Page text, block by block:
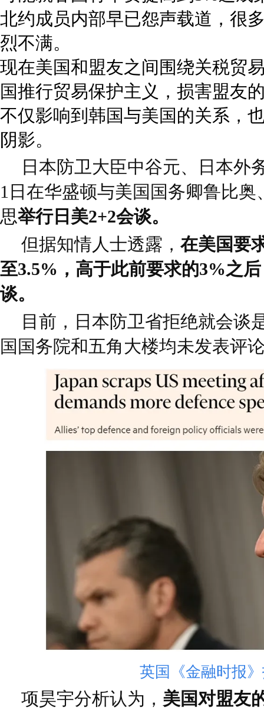
北约成员内部早已怨声载道，很
烈不满。
现在美国和盟友之间围绕关税贸
国推行贸易保护主义，损害盟友
不仅影响到韩国与美国的关系，
阴影。
日本防卫大臣中谷元、日本外
1日在华盛顿与美国国务卿鲁比
思举行日美2+2会谈。
但据知情人士透露， 在美国要
至3.5%，高于此前要求的3%之
谈。
目前，日本防卫省拒绝就会谈
国国务院和五角大楼均未发表评
英国《金融时报
项昊宇分析认为， 美国对盟友